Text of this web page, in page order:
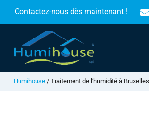
Contactez-nous dès maintenant !
Humihouse / Traitement de l’humidité à Bruxelles